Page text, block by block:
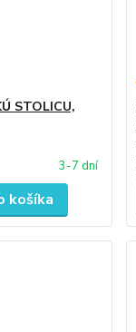
STOLICU,
3-7 dní
košíka